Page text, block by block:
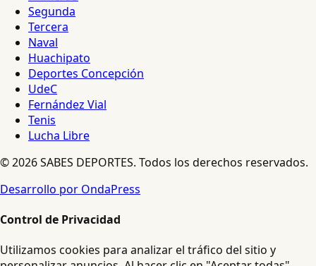
Segunda
Tercera
Naval
Huachipato
Deportes Concepción
UdeC
Fernández Vial
Tenis
Lucha Libre
© 2026 SABES DEPORTES. Todos los derechos reservados.
Desarrollo por OndaPress
Control de Privacidad
Utilizamos cookies para analizar el tráfico del sitio y